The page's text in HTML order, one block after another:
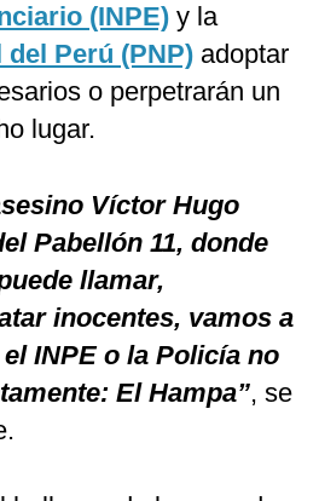
(INPE) y la
Perú (PNP) adoptar
o perpetrarán un
lugar.
Víctor Hugo
Pabellón 11, donde
llamar,
inocentes, vamos a
INPE o la Policía no
El Hampa”, se